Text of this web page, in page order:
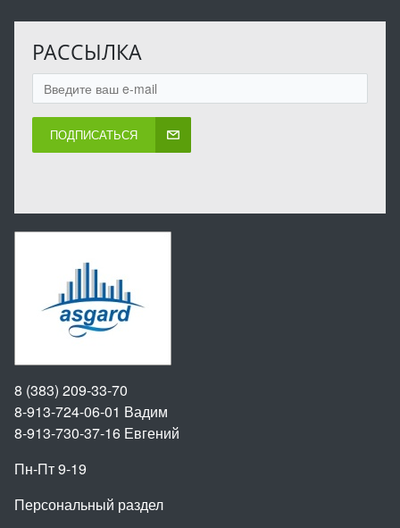
РАССЫЛКА
ПОДПИСАТЬСЯ
8 (383) 209-33-70
8-913-724-06-01 Вадим
8-913-730-37-16 Евгений
Пн-Пт 9-19
Персональный раздел